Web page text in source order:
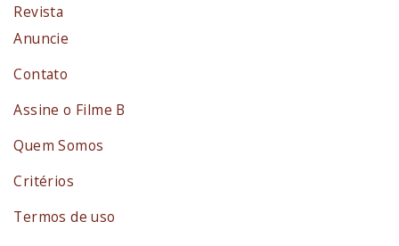
Revista
Anuncie
Contato
Assine o Filme B
Quem Somos
Critérios
Termos de uso